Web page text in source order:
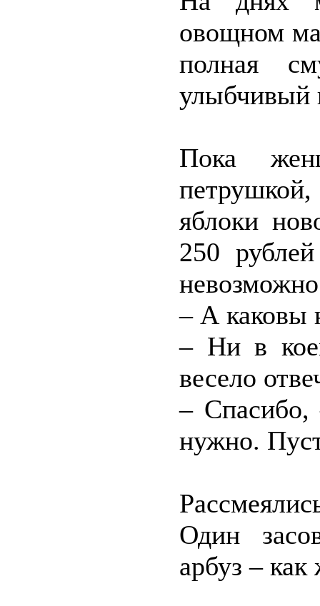
овощном
полная
улыбчивый
Пока
яблоки
250
– А каковы
– Ни в
весело
– Спасибо,
нужно.
Один
арбуз –